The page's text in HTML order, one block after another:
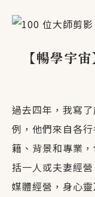
【暢學宇
過去四年，我寫
例，他們來自各
籍、背景和專業
括一人或夫妻經
媒體經營，身心